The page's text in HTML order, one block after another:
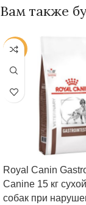
Вам также
-25%
Royal Canin
Canine 15 кг
собак при